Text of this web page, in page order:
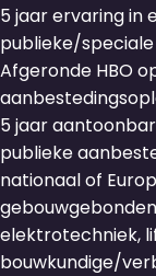
5 jaar ervaring in
publieke/
Afgeronde HBO
5 jaar
publieke
nationaal of
elektrotechniek,
bouwkundige/